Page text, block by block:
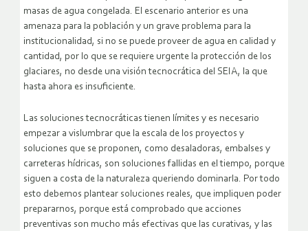
masas de agua congelada. El escenario anterior es una
amenaza para la población y un grave problema para la
institucionalidad, si no se puede proveer de agua en calidad y
cantidad, por lo que se requiere urgente la protección de los
glaciares, no desde una visión tecnocrática del SEIA, la que
hasta ahora es insuficiente.
Las soluciones tecnocráticas tienen límites y es necesario
empezar a vislumbrar que la escala de los proyectos y
soluciones que se proponen, como desaladoras, embalses y
carreteras hídricas, son soluciones fallidas en el tiempo, porque
siguen a costa de la naturaleza queriendo dominarla. Por todo
esto debemos plantear soluciones reales, que impliquen poder
prepararnos, porque está comprobado que acciones
preventivas son mucho más efectivas que las curativas, y las